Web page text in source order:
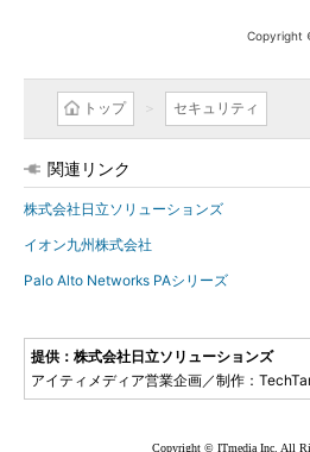
Copyright
トップ セキュリティ
関連リンク
株式会社日立ソリューションズ
イオン九州株式会社
Palo Alto Networks PAシリーズ
提供：株式会社日立ソリューションズ
アイティメディア営業企画／制作：
Copyright © ITmedia Inc. All